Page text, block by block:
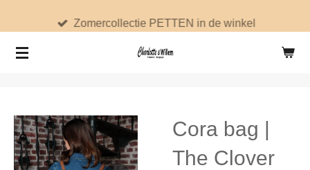
direct
naar
Zomercollectie PETTEN in de winkel
Cora bag |
The Clover